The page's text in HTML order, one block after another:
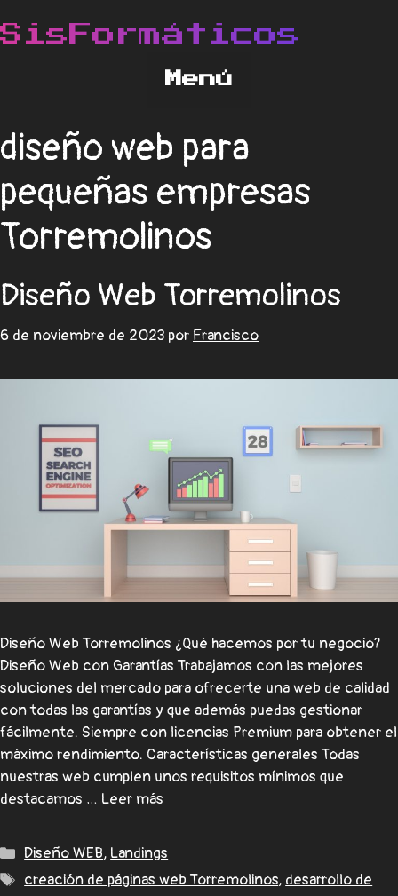
diseño web para
pequeñas empresas
Torremolinos
Diseño Web Torremolinos
6 de noviembre de 2023 por Francisco
Diseño Web Torremolinos ¿Qué hacemos por tu negocio?
Diseño Web con Garantías Trabajamos con las mejores
soluciones del mercado para ofrecerte una web de calidad
con todas las garantías y que además puedas gestionar
fácilmente. Siempre con licencias Premium para obtener el
máximo rendimiento. Características generales Todas
nuestras web cumplen unos requisitos mínimos que
destacamos … Leer más
Diseño WEB, Landings
creación de páginas web Torremolinos, desarrollo de